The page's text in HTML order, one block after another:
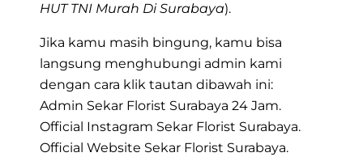
HUT TNI Murah Di Surabaya).
Jika kamu masih bingung, kamu bisa
langsung menghubungi admin kami
dengan cara klik tautan dibawah ini:
Admin Sekar Florist Surabaya 24 Jam.
Official Instagram Sekar Florist Surabaya.
Official Website Sekar Florist Surabaya.